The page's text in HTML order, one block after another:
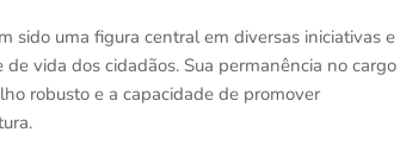
sido uma figura central em diversas iniciativas e
vida dos cidadãos. Sua permanência no cargo
robusto e a capacidade de promover